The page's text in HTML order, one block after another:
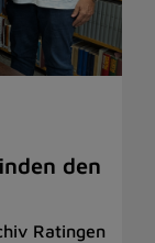
den
Ratingen